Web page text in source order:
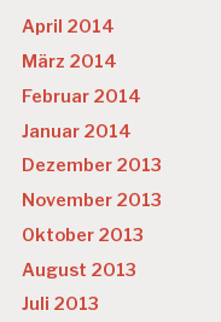
April 2014
März 2014
Februar 2014
Januar 2014
Dezember 2013
November 2013
Oktober 2013
August 2013
Juli 2013